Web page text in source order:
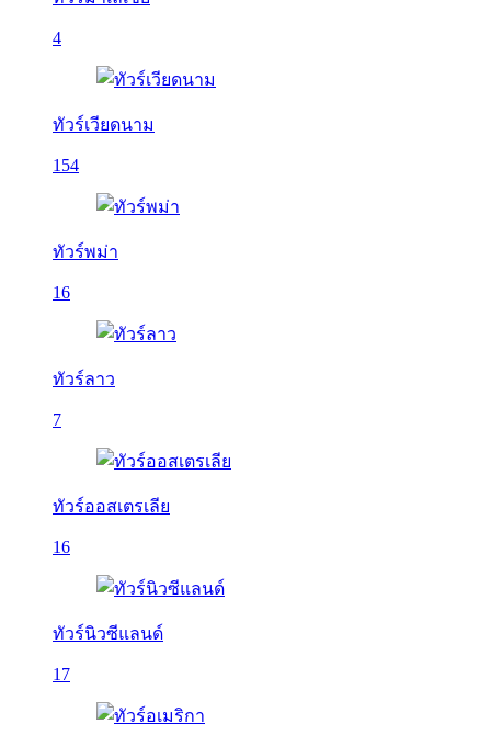
4
ทัวร์เวียดนาม
154
ทัวร์พม่า
16
ทัวร์ลาว
7
ทัวร์ออสเตรเลีย
16
ทัวร์นิวซีแลนด์
17